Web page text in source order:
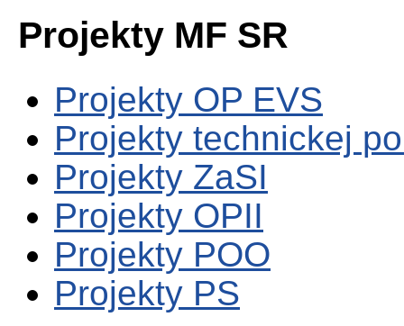
Projekty MF SR
Projekty OP EVS
Projekty technickej
Projekty ZaSI
Projekty OPII
Projekty POO
Projekty PS